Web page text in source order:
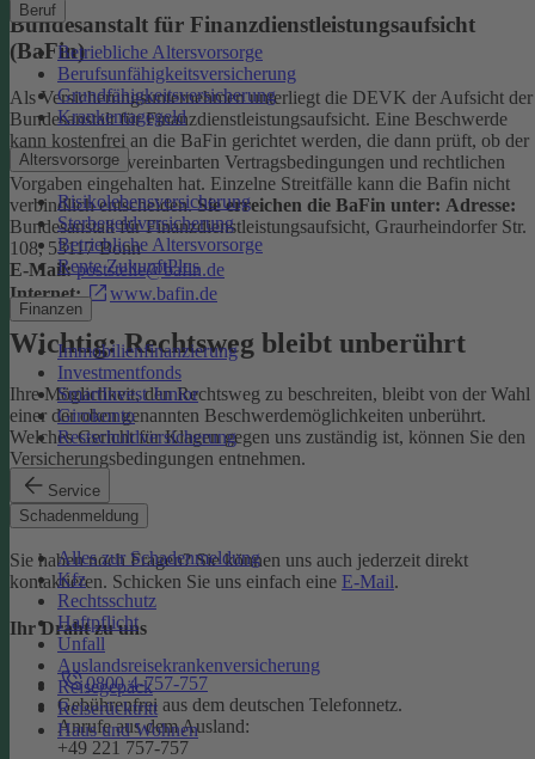
Beruf
Betriebliche Altersvorsorge
Berufsunfähigkeitsversicherung
Grundfähigkeitsversicherung
Krankentagegeld
Altersvorsorge
Risikolebensversicherung
Sterbegeldversicherung
Betriebliche Altersvorsorge
Rente ZukunftPlus
Finanzen
Immobilienfinanzierung
Investmentfonds
SmartInvest Junior
Girokonto
Restschuldversicherung
Service
Schadenmeldung
Alles zur Schadenmeldung
Kfz
Rechtsschutz
Haftpflicht
Unfall
Auslandsreisekrankenversicherung
Reisegepäck
Reiserücktritt
Haus und Wohnen
Bundesanstalt für Finanzdienstleistungsaufsicht
(BaFin)
Als Versicherungsunternehmen unterliegt die DEVK der Aufsicht der
Bundesanstalt für Finanzdienstleistungsaufsicht. Eine Beschwerde
kann kostenfrei an die BaFin gerichtet werden, die dann prüft, ob der
Versicherer die vereinbarten Vertragsbedingungen und rechtlichen
Vorgaben eingehalten hat. Einzelne Streitfälle kann die Bafin nicht
verbindlich entscheiden.Sie erreichen die BaFin unter: Adresse:
Bundesanstalt für Finanzdienstleistungsaufsicht, Graurheindorfer Str.
108, 53117 Bonn
E-Mail: poststelle@bafin.de
Internet:
www.bafin.de
Wichtig: Rechtsweg bleibt unberührt
Ihre Möglichkeit, den Rechtsweg zu beschreiten, bleibt von der Wahl
einer der oben genannten Beschwerdemöglichkeiten unberührt.
Welches Gericht für Klagen gegen uns zuständig ist, können Sie den
Versicherungsbedingungen entnehmen.
Kontakt
Sie haben noch Fragen? Sie können uns auch jederzeit direkt
kontaktieren. Schicken Sie uns einfach eine E-Mail.
Ihr Draht zu uns
0800 4-757-757
Gebührenfrei aus dem deutschen Telefonnetz.
Anrufe aus dem Ausland:
+49 221 757-757